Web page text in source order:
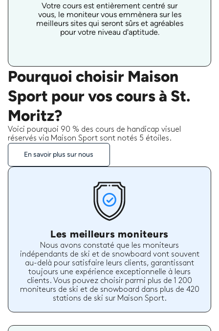
Votre cours est entièrement centré sur
vous, le moniteur vous emmènera sur les
meilleurs sites qui seront sûrs et agréables
pour votre niveau d'aptitude.
Pourquoi choisir Maison
Sport pour vos cours à St.
Moritz?
Voici pourquoi 90 % des cours de handicap visuel
réservés via Maison Sport sont notés 5 étoiles.
En savoir plus sur nous
Les meilleurs moniteurs
Nous avons constaté que les moniteurs
indépendants de ski et de snowboard vont souvent
au-delà pour satisfaire leurs clients, garantissant
toujours une expérience exceptionnelle à leurs
clients. Vous pouvez choisir parmi plus de 1 200
moniteurs de ski et de snowboard dans plus de 420
stations de ski sur Maison Sport.